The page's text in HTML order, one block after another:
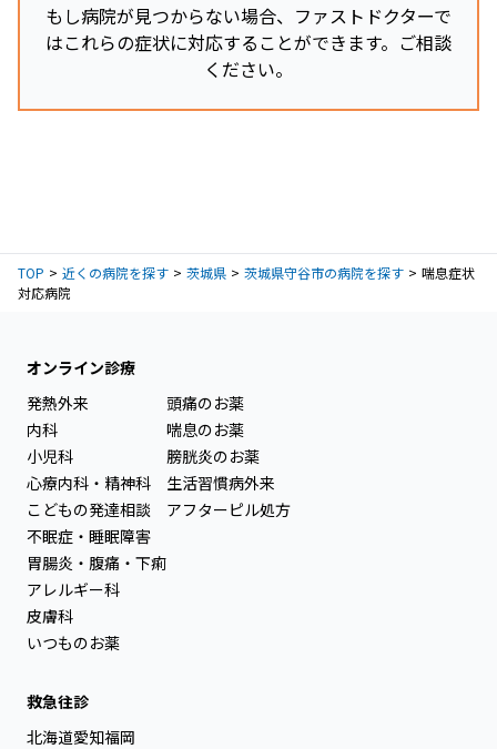
もし病院が見つからない場合、ファストドクターで
はこれらの症状に対応することができます。ご相談
ください。
TOP 近くの病院を探す 茨城県 茨城県守谷市の病院を探す
喘息症状
対応病院
オンライン診療
発熱外来
内科
小児科
心療内科・精神科
こどもの発達相談
不眠症・睡眠障害
胃腸炎・腹痛・下痢
アレルギー科
皮膚科
いつものお薬
頭痛のお薬
喘息のお薬
膀胱炎のお薬
生活習慣病外来
アフターピル処方
救急往診
北海道愛知福岡